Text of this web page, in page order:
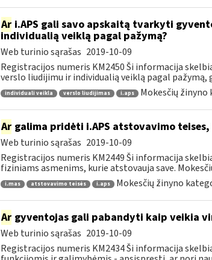
Ari.APS gali savo apskaitą tvarkyti
individualią veiklą pagal pažymą?
Web turinio sąrašas 2019-10-09
Registracijos numeris KM2450 Ši informacija
verslo liudijimu ir individualią veiklą pagal pažymą,
individuali veikla verslo liudijimas i.aps Mokesčių
Argalima pridėti i.APS atstovavimo
Web turinio sąrašas 2019-10-09
Registracijos numeris KM2449 Ši informacija
fiziniams asmenims, kurie atstovauja save.
i.mas atstovavimo teisės i.aps Mokesčių žinyno
Argyventojas gali pabandyti kaip veikia
Web turinio sąrašas 2019-10-09
Registracijos numeris KM2434 Ši informacija